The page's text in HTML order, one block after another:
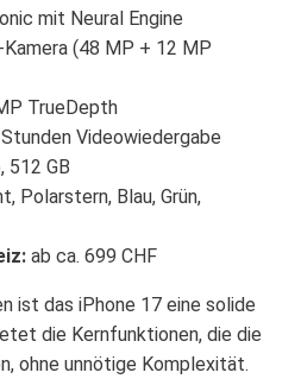
mit Neural Engine
Kamera (48 MP + 12 MP
TrueDepth
Videowiedergabe
512 GB
Polarstern, Blau, Grün,
ab ca. 699 CHF
ist das iPhone 17 eine solide
die Kernfunktionen, die die
ohne unnötige Komplexität.